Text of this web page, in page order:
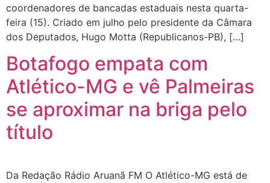
coordenadores de bancadas estaduais nesta quarta-
feira (15). Criado em julho pelo presidente da Câmara
dos Deputados, Hugo Motta (Republicanos-PB), […]
Botafogo empata com
Atlético-MG e vê Palmeiras
se aproximar na briga pelo
título
Da Redação Rádio Aruanã FM O Atlético-MG está de